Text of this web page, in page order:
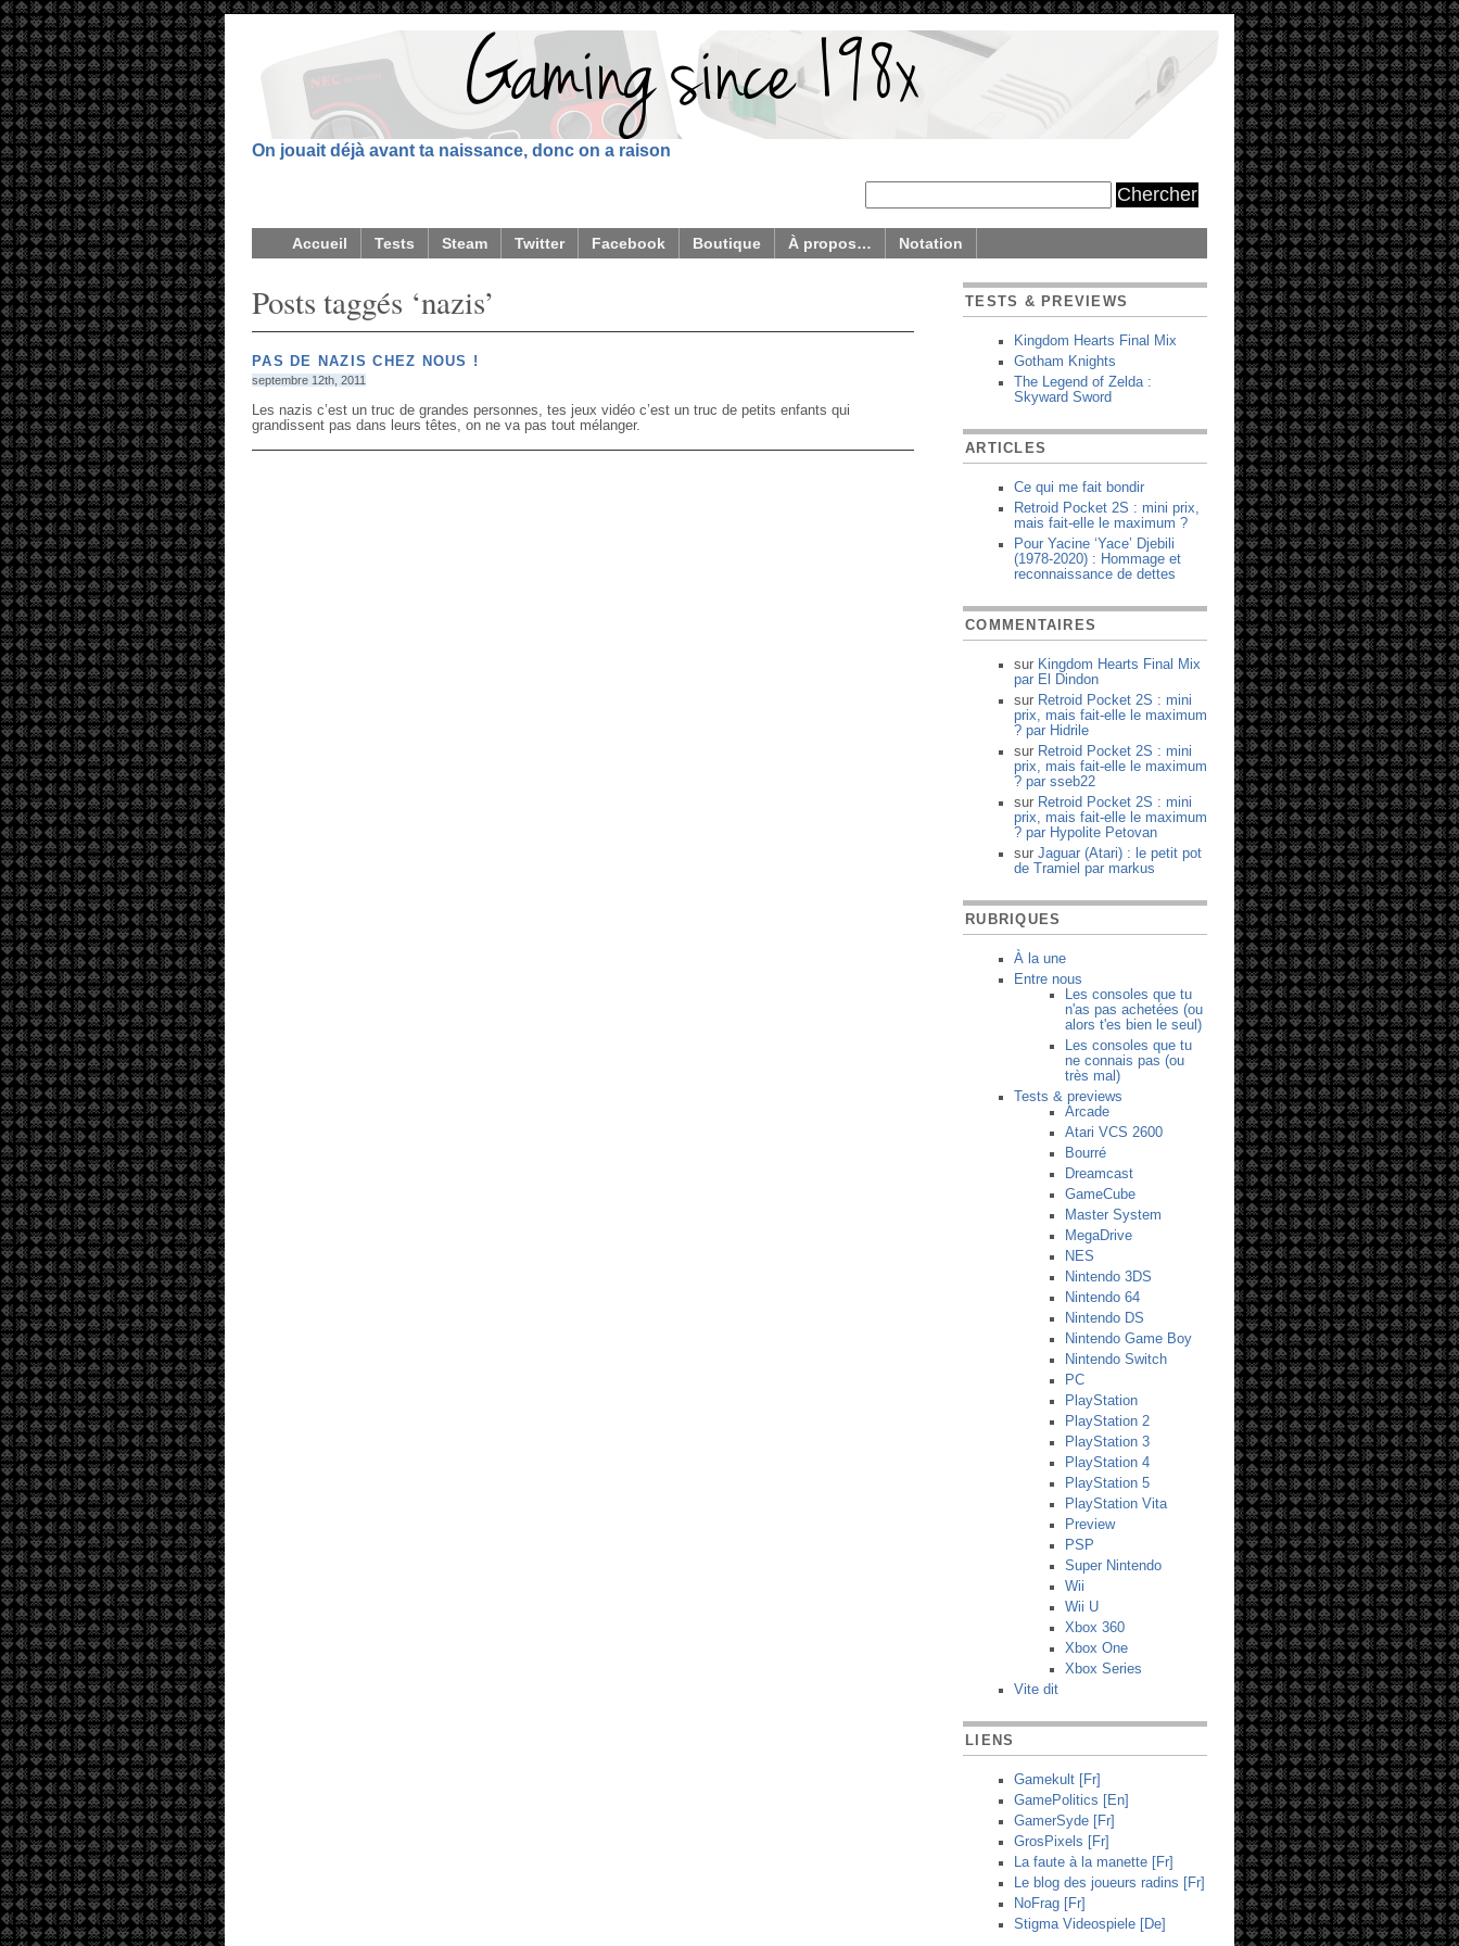
On jouait déjà avant ta naissance, donc on a raison
Accueil Tests Steam Twitter Facebook Boutique À propos… Notation
Posts taggés ‘nazis’
PAS DE NAZIS CHEZ NOUS !
septembre 12th, 2011
Les nazis c’est un truc de grandes personnes, tes jeux vidéo c’est un truc de petits enfants qui
grandissent pas dans leurs têtes, on ne va pas tout mélanger.
TESTS & PREVIEWS
Kingdom Hearts Final Mix
Gotham Knights
The Legend of Zelda :
Skyward Sword
ARTICLES
Ce qui me fait bondir
Retroid Pocket 2S : mini prix,
mais fait-elle le maximum ?
Pour Yacine ‘Yace’ Djebili
(1978-2020) : Hommage et
reconnaissance de dettes
COMMENTAIRES
sur Kingdom Hearts Final Mix
par El Dindon
sur Retroid Pocket 2S : mini
prix, mais fait-elle le maximum
? par Hidrile
sur Retroid Pocket 2S : mini
prix, mais fait-elle le maximum
? par sseb22
sur Retroid Pocket 2S : mini
prix, mais fait-elle le maximum
? par Hypolite Petovan
sur Jaguar (Atari) : le petit pot
de Tramiel par markus
RUBRIQUES
À la une
Entre nous
Les consoles que tu
n'as pas achetées (ou
alors t'es bien le seul)
Les consoles que tu
ne connais pas (ou
très mal)
Tests & previews
Arcade
Atari VCS 2600
Bourré
Dreamcast
GameCube
Master System
MegaDrive
NES
Nintendo 3DS
Nintendo 64
Nintendo DS
Nintendo Game Boy
Nintendo Switch
PC
PlayStation
PlayStation 2
PlayStation 3
PlayStation 4
PlayStation 5
PlayStation Vita
Preview
PSP
Super Nintendo
Wii
Wii U
Xbox 360
Xbox One
Xbox Series
Vite dit
LIENS
Gamekult [Fr]
GamePolitics [En]
GamerSyde [Fr]
GrosPixels [Fr]
La faute à la manette [Fr]
Le blog des joueurs radins [Fr]
NoFrag [Fr]
Stigma Videospiele [De]